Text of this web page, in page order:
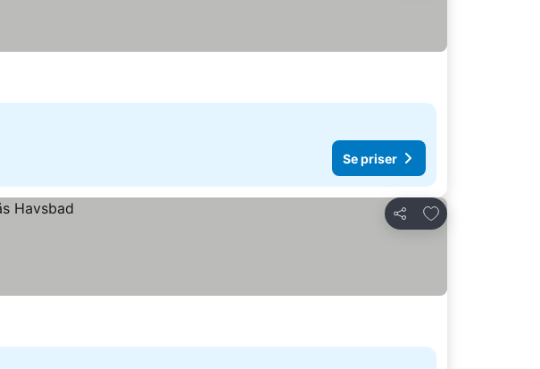
Se priser
Del
Legg til i favoritter